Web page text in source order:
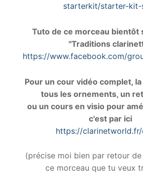
starterkit/starter-kit-
Tuto de ce morceau bientôt
"Traditions
https://www.facebook.com/
Pour un cour vidéo complet,
tous les ornements, un
ou un cours en visio pour
c'est par ici
https://
(précise moi bien par retour
ce morceau que tu veux